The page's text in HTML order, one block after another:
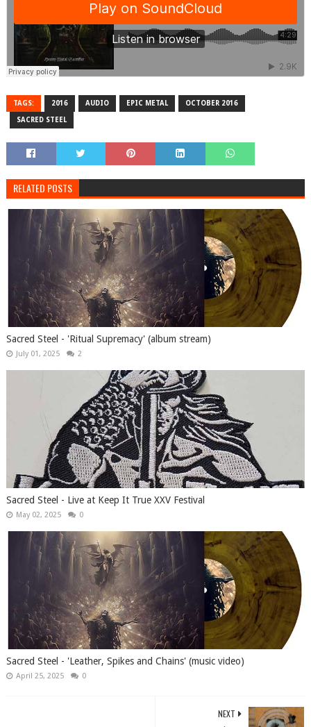
TAGS: 2016 AUDIO EPIC METAL OCTOBER 2016
SACRED STEEL
RELATED POSTS
Sacred Steel - 'Ritual Supremacy' (album stream)
July 01, 2025 2
Sacred Steel - Live at Keep It True XXV Festival
May 02, 2025 0
Sacred Steel - 'Leather, Spikes and Chains' (music video)
April 25, 2025 0
NEXT